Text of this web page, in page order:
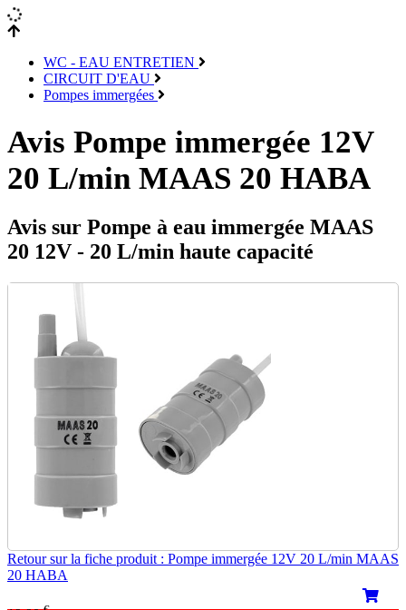
WC - EAU ENTRETIEN
CIRCUIT D'EAU
Pompes immergées
Avis Pompe immergée 12V
20 L/min MAAS 20 HABA
Avis sur Pompe à eau immergée MAAS
20 12V - 20 L/min haute capacité
Retour sur la fiche produit : Pompe immergée 12V 20 L/min MAAS
20 HABA